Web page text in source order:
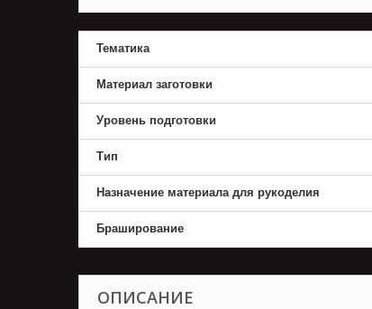
Тематика
Материал заготовки
Уровень подготовки
Тип
Назначение материала для рукоделия
Браширование
ОПИСАНИЕ